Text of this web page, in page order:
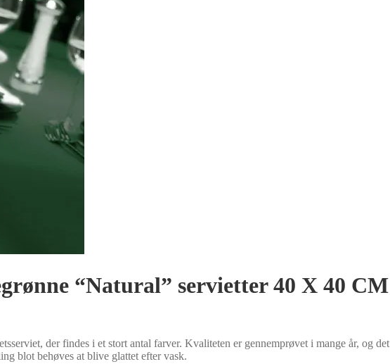
“Natural” servietter 40 X 40 CM
der findes i et stort antal farver. Kvaliteten er gennemprøvet i mange år, og
blot behøves at blive glattet efter vask.